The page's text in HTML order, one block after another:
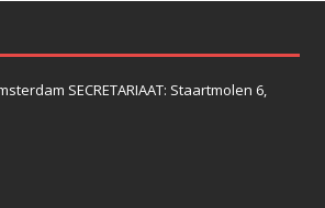
SECRETARIAAT: Staartmolen 6,